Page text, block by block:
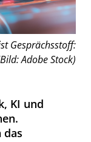
Gesprächsstoff:
Adobe Stock)
KI und
das